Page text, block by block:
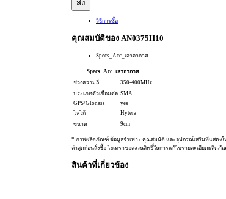
วิธีการซื้อ
คุณสมบัติของ AN0375H10
Specs_Acc_เสาอากาศ
Specs_Acc_เสาอากาศ
ช่วงความถี่
350-400MHz
ประเภทตัวเชื่อมต่อ SMA
GPS/Glonass
yes
โลโก้
Hytera
ขนาด
9cm
* ภาพผลิตภัณฑ์ ข้อมูลจำเพาะ คุณสมบัติ และอุปกรณ์เสริมที่แสดงใ
ล่าสุดก่อนสั่งซื้อ ไฮเทราขอสงวนสิทธิ์ในการแก้ไขรายละเอียดผลิต
สินค้าที่เกี่ยวข้อง